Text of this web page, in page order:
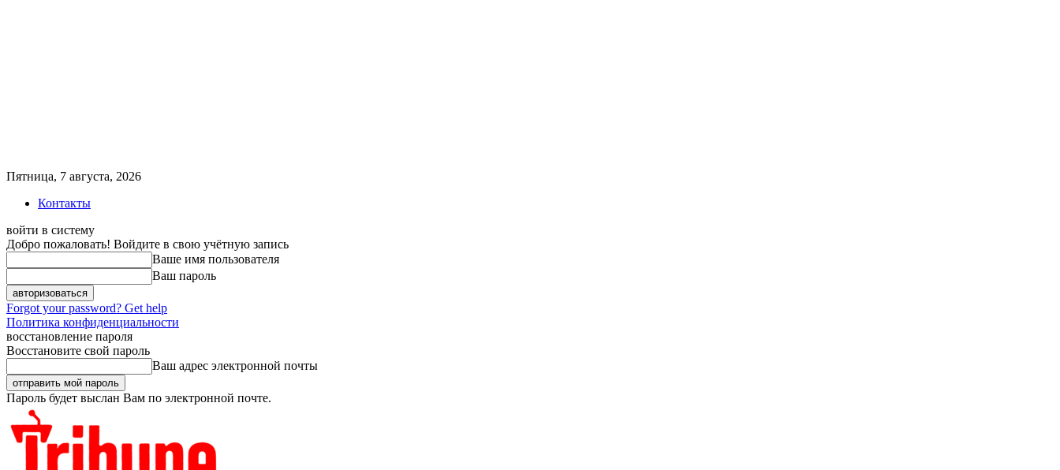
Пятница, 7 августа, 2026
Контакты
войти в систему
Добро пожаловать! Войдите в свою учётную запись
Ваше имя пользователя
Ваш пароль
Forgot your password? Get help
Политика конфиденциальности
восстановление пароля
Восстановите свой пароль
Ваш адрес электронной почты
Пароль будет выслан Вам по электронной почте.